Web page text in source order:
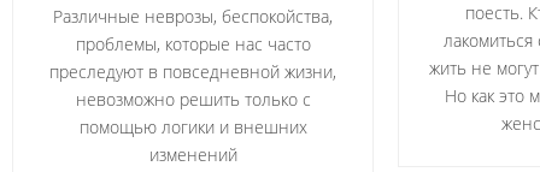
Различные неврозы, беспокойства,
проблемы, которые нас часто
преследуют в повседневной жизни,
невозможно решить только с
помощью логики и внешних
изменений
поесть.
лакомиться
жить не
Но как это